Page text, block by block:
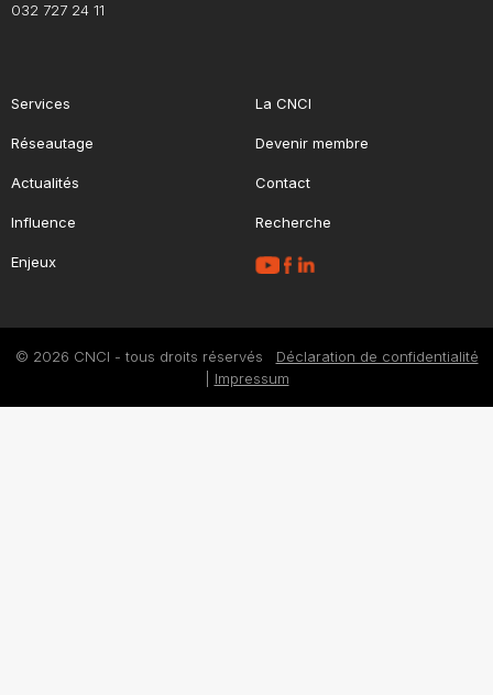
032 727 24 11
Services
Réseautage
Actualités
Influence
Enjeux
La CNCI
Devenir membre
Contact
Recherche
© 2026 CNCI - tous droits réservés Déclaration de confidentialité
Impressum